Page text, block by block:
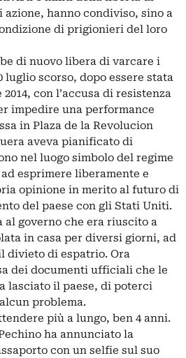
hanno condiviso, sino a
di prigionieri del loro
di nuovo libera di varcare i
scorso, dopo essere stata
con l’accusa di resistenza
impedire una performance
in Plaza de la Revolucion
aveva pianificato di
nel luogo simbolo del regime
esprimere liberamente e
opinione in merito al futuro di
del paese con gli Stati Uniti.
al governo che era riuscito a
in casa per diversi giorni, ad
divieto di espatrio. Ora
dei documenti ufficiali che le
lasciato il paese, di poterci
problema.
più a lungo, ben 4 anni.
ha annunciato la
con un selfie sul suo